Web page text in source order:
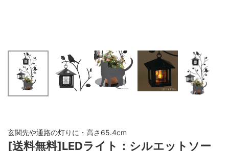
玄関先や通路の灯りに・高さ65.4cm
[送料無料]LEDライト：シルエットソー